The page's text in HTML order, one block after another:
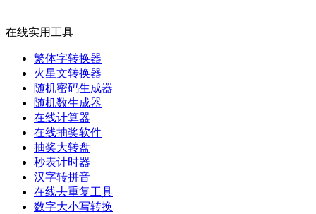
在线实用工具
繁体字转换器
火星文转换器
随机密码生成器
随机数生成器
在线计算器
在线抽奖软件
抽奖大转盘
秒表计时器
汉字转拼音
在线去重复工具
数字大小写转换